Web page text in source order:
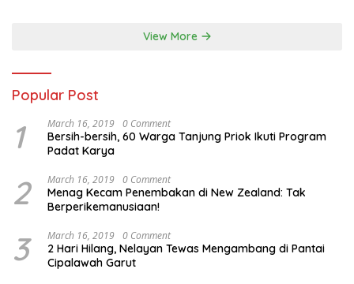
View More
Popular Post
1 March 16, 2019 0 Comment
Bersih-bersih, 60 Warga Tanjung Priok Ikuti Program
Padat Karya
2 March 16, 2019 0 Comment
Menag Kecam Penembakan di New Zealand: Tak
Berperikemanusiaan!
3 March 16, 2019 0 Comment
2 Hari Hilang, Nelayan Tewas Mengambang di Pantai
Cipalawah Garut